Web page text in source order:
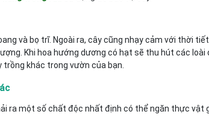
và bọ trĩ. Ngoài ra, cây cũng nhạy cảm với thời tiết
Khi hoa hướng dương có hạt sẽ thu hút các loài
khác trong vườn của bạn.
ra một số chất độc nhất định có thể ngăn thực vật